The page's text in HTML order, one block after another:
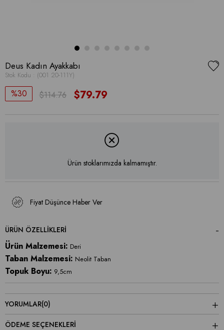
Deus Kadın Ayakkabı
Stok Kodu (001 20-111Y)
30 $114.76 $79.79
Ürün stoklarımızda kalmamıştır.
Fiyat Düşünce Haber Ver
ÜRÜN ÖZELLIKLERI
Ürün Malzemesi: Deri
Taban Malzemesi: Neolit Taban
Topuk Boyu: 9,5cm
YORUMLAR(0)
ÖDEME SEÇENEKLERI